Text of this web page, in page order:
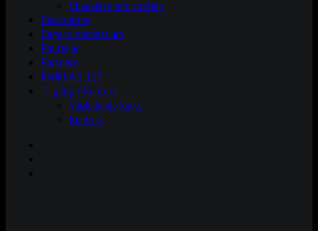
Chanalets information
Restaurang
Dagars seminarium
Boutique
Partners
RANKNING 125
Tillgång / Kontakt
Vägledande karta
Kontakt